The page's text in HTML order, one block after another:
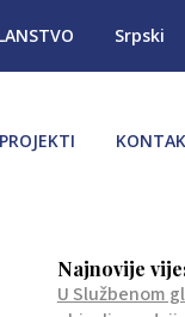
Srpski
PROJEKTI
Najnovije
U Službenom